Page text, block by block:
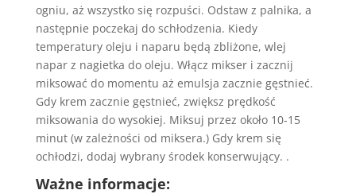
ogniu, aż wszystko się rozpuści. Odstaw z palnika, a
następnie poczekaj do schłodzenia. Kiedy
temperatury oleju i naparu będą zbliżone, wlej
napar z nagietka do oleju. Włącz mikser i zacznij
miksować do momentu aż emulsja zacznie gęstnieć.
Gdy krem ​​zacznie gęstnieć, zwiększ prędkość
miksowania do wysokiej. Miksuj przez około 10-15
minut (w zależności od miksera.) Gdy krem ​​się
ochłodzi, dodaj wybrany środek konserwujący. .
Ważne informacje: